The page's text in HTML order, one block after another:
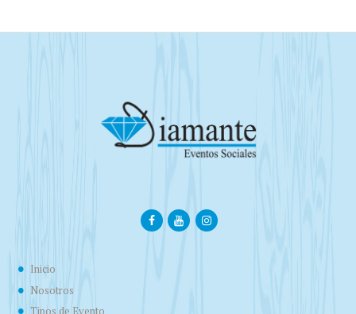
Inicio
Nosotros